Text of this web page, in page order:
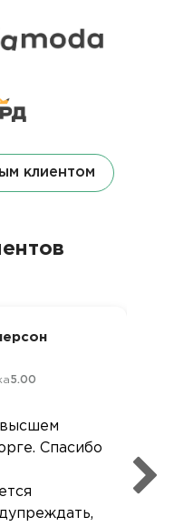
клиентом
5.00
Спасибо